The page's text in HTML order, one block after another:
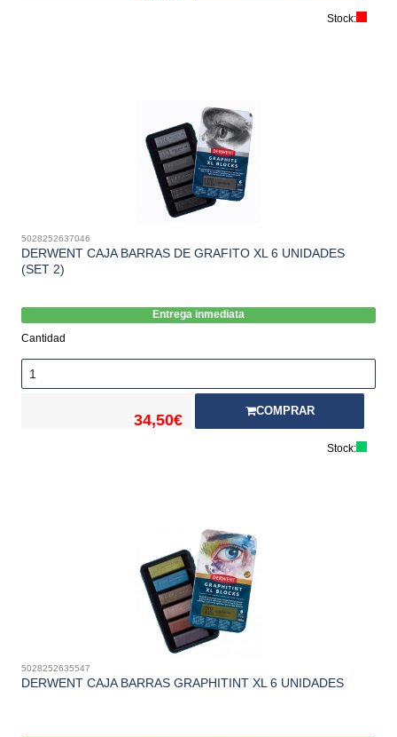
Stock:
5028252637046
DERWENT CAJA BARRAS DE GRAFITO XL 6 UNIDADES
(SET 2)
Entrega inmediata
Cantidad
34,50€
COMPRAR
Stock:
5028252635547
DERWENT CAJA BARRAS GRAPHITINT XL 6 UNIDADES